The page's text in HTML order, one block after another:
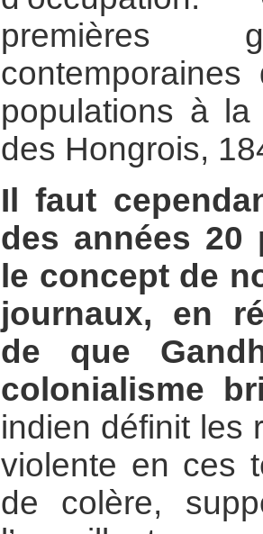
premières
populations à la
des Hongrois,
Il faut
des années 20
le concept de
journaux, en
de que
colonialisme
indien définit les
violente en ces
de colère,